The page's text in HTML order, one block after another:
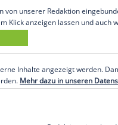
dem Schauspieler
in seinem
opportunistisch,
konnte das so gut
zu zwei Fotos,
Jahre. Du
Schauspieler.